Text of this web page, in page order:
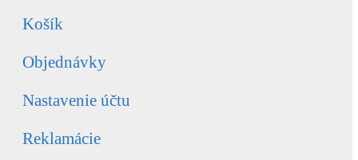
Košík
Objednávky
Nastavenie účtu
Reklamácie